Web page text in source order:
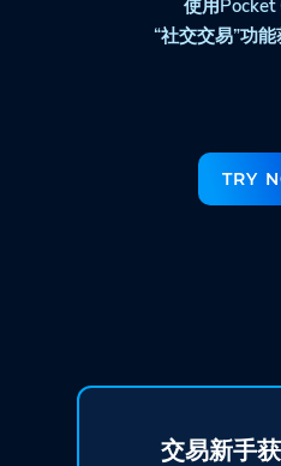
使用
“社交交易”功
TRY
交易新手